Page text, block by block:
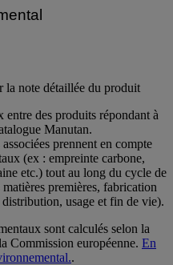
la note détaillée du produit
des produits répondant à
Manutan.
prennent en compte
(ex : empreinte carbone,
etc.) tout au long du cycle de
premières, fabrication
usage et fin de vie).
sont calculés selon la
Commission européenne. En
.